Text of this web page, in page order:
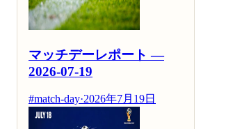
マッチデーレポート —
2026-07-19
#match-day·2026年7月19日